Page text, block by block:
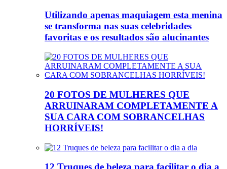
Utilizando apenas maquiagem esta menina
se transforma nas suas celebridades
favoritas e os resultados são alucinantes
20 FOTOS DE MULHERES QUE
ARRUINARAM COMPLETAMENTE A
SUA CARA COM SOBRANCELHAS
HORRÍVEIS!